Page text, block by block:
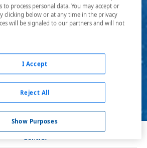
2026
Buscar
Central
to process personal data. You may accept or
clicking below or at any time in the privacy
will be signaled to our partners and will not
Show Purposes
Reject All
I Accept